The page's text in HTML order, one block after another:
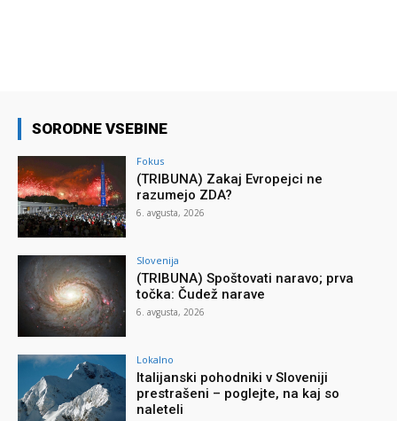
SORODNE VSEBINE
Fokus
(TRIBUNA) Zakaj Evropejci ne
razumejo ZDA?
6. avgusta, 2026
Slovenija
(TRIBUNA) Spoštovati naravo; prva
točka: Čudež narave
6. avgusta, 2026
Lokalno
Italijanski pohodniki v Sloveniji
prestrašeni – poglejte, na kaj so
naleteli